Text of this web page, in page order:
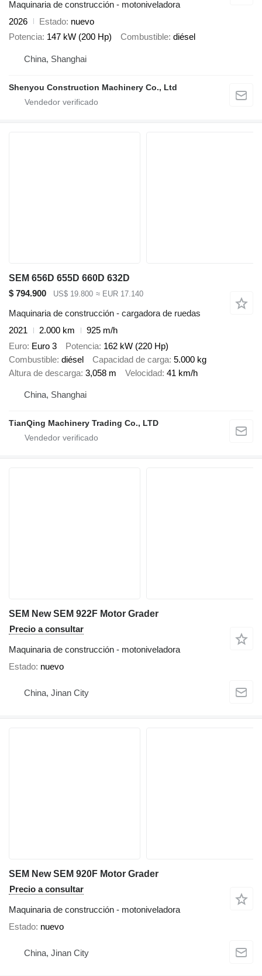
Maquinaria de construcción - motoniveladora
2026
Estado nuevo
Potencia 147 kW (200 Hp) Combustible diésel
China, Shanghai
Shenyou Construction Machinery Co., Ltd
SEM 656D 655D 660D 632D
$ 794.900
US$ 19.800 ≈ EUR 17.140
Maquinaria de construcción - cargadora de ruedas
2021
2.000 km
925 m/h
Euro Euro 3 Potencia 162 kW (220 Hp)
Combustible diésel Capacidad de carga 5.000 kg
Altura de descarga 3,058 m Velocidad 41 km/h
China, Shanghai
TianQing Machinery Trading Co., LTD
SEM New SEM 922F Motor Grader
Precio a consultar
Maquinaria de construcción - motoniveladora
Estado nuevo
China, Jinan City
SEM New SEM 920F Motor Grader
Precio a consultar
Maquinaria de construcción - motoniveladora
Estado nuevo
China, Jinan City